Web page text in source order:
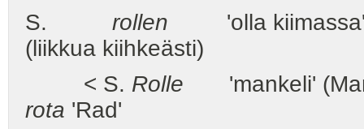
S. rollen 'olla kiimassa'
(liikkua kiihkeästi)
< S. Rolle 'mankeli'
rota 'Rad'